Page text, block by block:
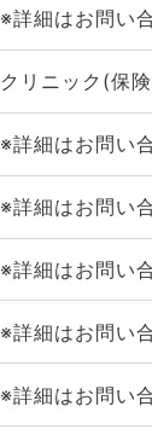
※詳細はお問い
クリニック(保
※詳細はお問い
※詳細はお問い
※詳細はお問い
※詳細はお問い
※詳細はお問い